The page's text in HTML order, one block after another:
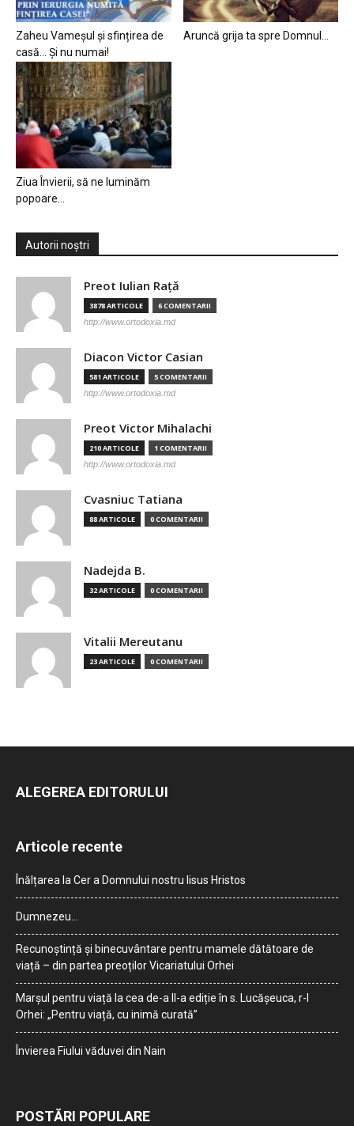
Zaheu Vameșul și sfințirea de
casă… Și nu numai!
Aruncă grija ta spre Domnul…
Ziua Învierii, să ne luminăm
popoare…
Autorii noștri
Preot Iulian Raţă
3878 ARTICOLE 6 COMENTARII
http://www.ortodoxia.md
Diacon Victor Casian
581 ARTICOLE 5 COMENTARII
http://www.ortodoxia.md
Preot Victor Mihalachi
210 ARTICOLE 1 COMENTARII
http://www.ortodoxia.md
Cvasniuc Tatiana
88 ARTICOLE 0 COMENTARII
Nadejda B.
32 ARTICOLE 0 COMENTARII
Vitalii Mereutanu
23 ARTICOLE 0 COMENTARII
ALEGEREA EDITORULUI
Articole recente
Înălțarea la Cer a Domnului nostru Iisus Hristos
Dumnezeu…
Recunoștință și binecuvântare pentru mamele dătătoare de
viață – din partea preoților Vicariatului Orhei
Marșul pentru viață la cea de-a II-a ediție în s. Lucășeuca, r-l
Orhei: „Pentru viață, cu inimă curată”
Învierea Fiului văduvei din Nain
POSTĂRI POPULARE